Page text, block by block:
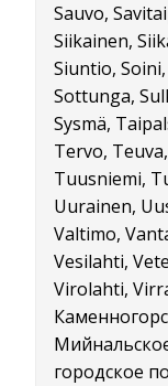
Sauvo,
Siikainen,
Siuntio,
Sottunga,
Sysmä,
Tervo,
Tuusniemi,
Uurainen,
Valtimo,
Vesilahti,
Virolahti,
городское